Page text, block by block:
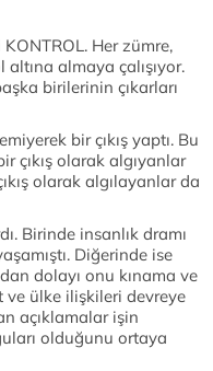
Her zümre,
almaya çalışıyor.
birilerinin çıkarları
bir çıkış yaptı. Bu
çıkış olarak algıyanlar
olarak algılayanlar da
Birinde insanlık dramı
Diğerinde ise
dolayı onu kınama ve
ve ülke ilişkileri devreye
açıklamalar işin
olduğunu ortaya